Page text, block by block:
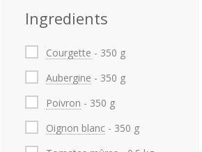
Ingredients
Courgette - 350 g
Aubergine - 350 g
Poivron - 350 g
Oignon blanc - 350 g